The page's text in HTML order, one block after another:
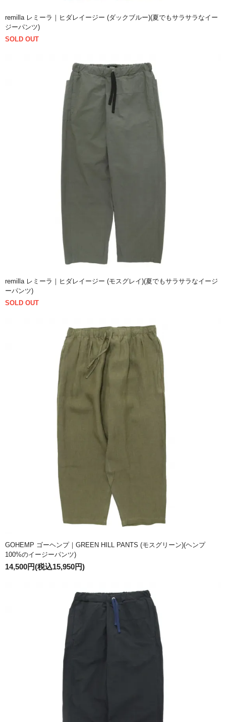
remilla レミーラ｜ヒダレイージー (ダックブルー)(夏でもサラサラなイー
ジーパンツ)
SOLD OUT
remilla レミーラ｜ヒダレイージー (モスグレイ)(夏でもサラサラなイージ
ーパンツ)
SOLD OUT
GOHEMP ゴーヘンプ｜GREEN HILL PANTS (モスグリーン)(ヘンプ
100%のイージーパンツ)
14,500円(税込15,950円)